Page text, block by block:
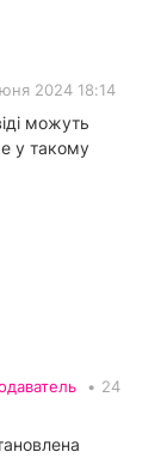
2024 18:14
можуть
у такому
• 24